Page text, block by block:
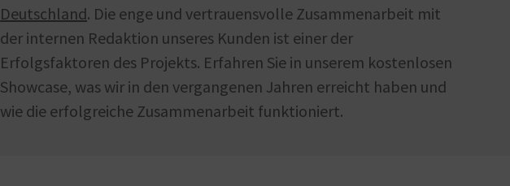
Deutschland. Die enge und vertrauensvolle Zusammenarbeit mit
der internen Redaktion unseres Kunden ist einer der
Erfolgsfaktoren des Projekts. Erfahren Sie in unserem kostenlosen
Showcase, was wir in den vergangenen Jahren erreicht haben und
wie die erfolgreiche Zusammenarbeit funktioniert.